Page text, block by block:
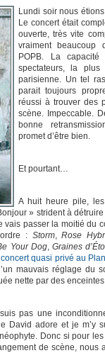
Lundi soir nous
Le concert était
ouverte, très vite
vraiment
POPB. La
spectateurs, la
parisienne. Un tel
parait toujours
réussi à trouver des
scène. Impeccable.
bonne
promet d’être bien.
Et pourtant…
A huit heure pile,
» strident à
vais passer la moitié du
: Storm,Rose
Your Dog, Graines
concert quasi privé au Plan
mauvais réglage du
nette par des
pas une
David adore et je m’y
Donc si pour
de scène, nous